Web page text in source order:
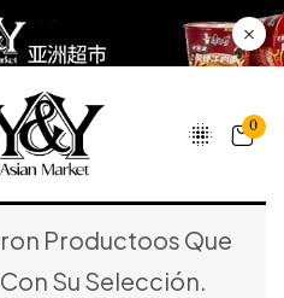
0
Productoos Que
Su Selección.